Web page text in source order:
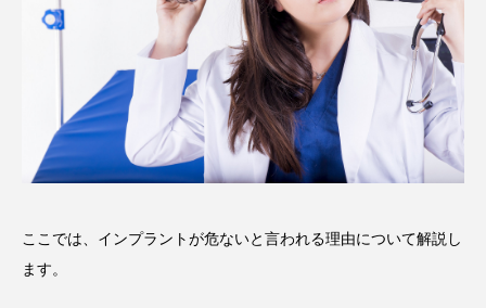
ここでは、インプラントが危ないと言われる理由について解説し
ます。